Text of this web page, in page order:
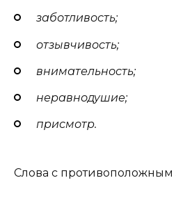
заботливость;
отзывчивость;
внимательность;
неравнодушие;
присмотр.
Слова с противоположным